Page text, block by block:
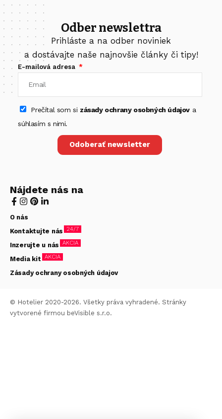
Odber newslettra
Prihláste a na odber noviniek
a dostávajte naše najnovšie články či tipy!
E-mailová adresa
Prečítal som si zásady ochrany osobných údajova
súhlasím s nimi.
Odoberať newsletter
Nájdete nás na
O nás
Kontaktujte nás 24/7
Inzerujte u nás AKCIA
Media kit AKCIA
Zásady ochrany osobných údajov
© Hotelier 2020-2026. Všetky práva vyhradené. Stránky
vytvorené firmou beVisible s.r.o.